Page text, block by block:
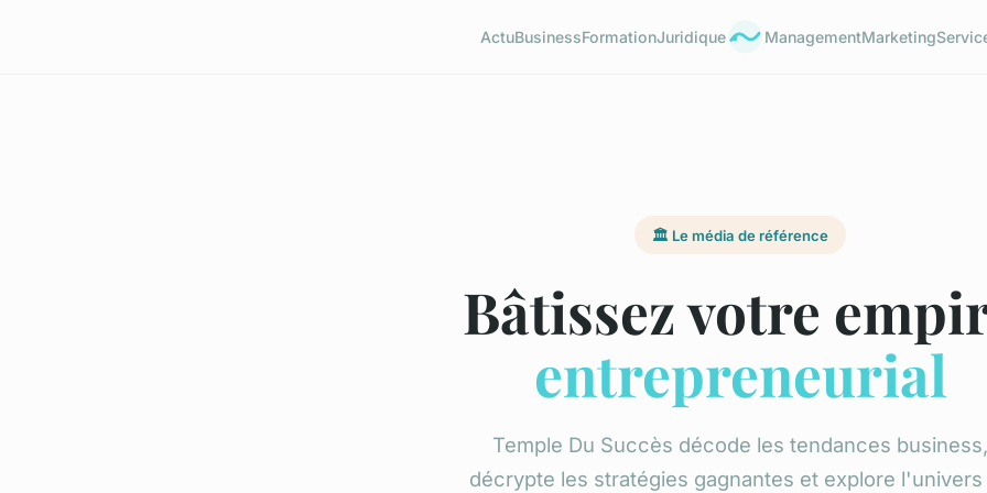
ActuBusinessFormationJuridique ManagementMarketing
🏛️ Le média de référence
Bâtissez votre
entrepreneurial
Temple Du Succès décode les tendances business,
décrypte les stratégies gagnantes et explore l'univers